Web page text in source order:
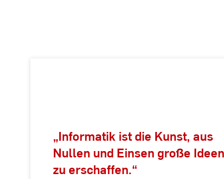
„Informatik ist die Kunst, aus
Nullen und Einsen große Ideen
zu erschaffen.“